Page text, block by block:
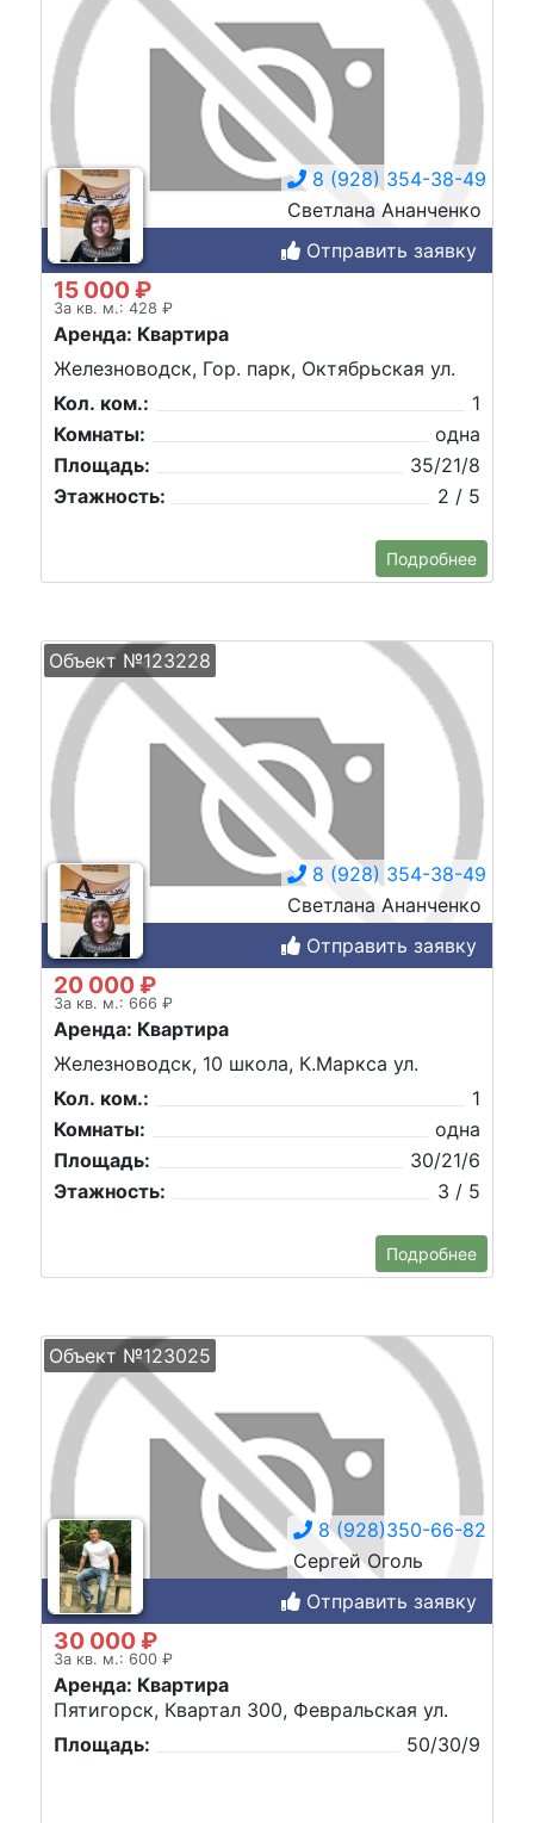
8 (928) 354-38-49
Светлана Ананченко
Отправить заявку
15 000 ₽
За кв. м.: 428 ₽
Аренда: Квартира
Железноводск, Гор. парк, Октябрьская ул.
Кол. ком.:
1
Комнаты:
одна
Площадь:
35/21/8
Этажность:
2 / 5
Подробнее
Объект №123228
8 (928) 354-38-49
Светлана Ананченко
Отправить заявку
20 000 ₽
За кв. м.: 666 ₽
Аренда: Квартира
Железноводск, 10 школа, К.Маркса ул.
Кол. ком.:
1
Комнаты:
одна
Площадь:
30/21/6
Этажность:
3 / 5
Подробнее
Объект №123025
8 (928)350-66-82
Сергей Оголь
Отправить заявку
30 000 ₽
За кв. м.: 600 ₽
Аренда: Квартира
Пятигорск, Квартал 300, Февральская ул.
Площадь:
50/30/9